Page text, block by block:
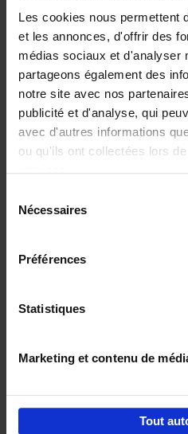
Les cookies nous permettent
et les annonces, d'offrir des
médias sociaux et d'analyser
partageons également des
notre site avec nos
publicité et d'analyse, qui
avec d'autres informations
ou qu'ils ont collectées lors
Nécessaires
Préférences
Statistiques
Marketing et contenu de
Tout
Building
Business
Jochen Roef
Couverture
€29,
Digital